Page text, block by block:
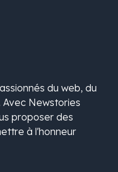
du web, du
Newstories
proposer des
à l'honneur